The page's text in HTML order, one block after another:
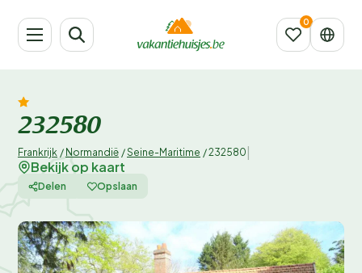
232580
Frankrijk / Normandië /Seine-Maritime /232580
Bekijk op kaart
Delen Opslaan